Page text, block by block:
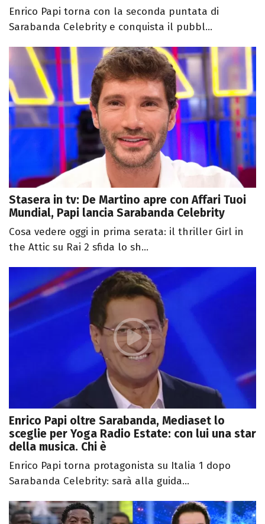
Enrico Papi torna con la seconda puntata di
Sarabanda Celebrity e conquista il pubbl...
Stasera in tv: De Martino apre con Affari Tuoi
Mundial, Papi lancia Sarabanda Celebrity
Cosa vedere oggi in prima serata: il thriller Girl in
the Attic su Rai 2 sfida lo sh...
Enrico Papi oltre Sarabanda, Mediaset lo
sceglie per Yoga Radio Estate: con lui una star
della musica. Chi è
Enrico Papi torna protagonista su Italia 1 dopo
Sarabanda Celebrity: sarà alla guida...